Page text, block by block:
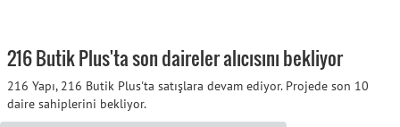
216 Butik Plus'ta son daireler alıcısını bekliyor
216 Yapı, 216 Butik Plus'ta satışlara devam ediyor. Projede son 10
daire sahiplerini bekliyor.